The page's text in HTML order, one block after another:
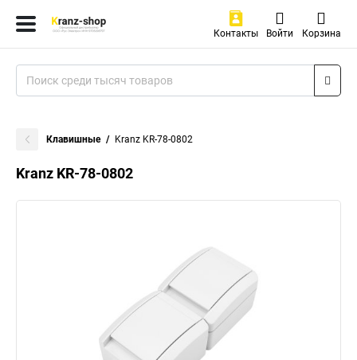
Контакты Войти Корзина
Клавишные Kranz KR-78-0802
Kranz KR-78-0802